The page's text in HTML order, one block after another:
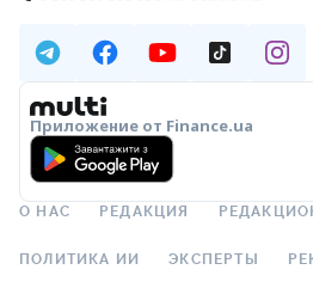
Приложение от Finance.ua
О НАС РЕДАКЦИЯ
ПОЛИТИКА ИИ ЭКСПЕРТЫ